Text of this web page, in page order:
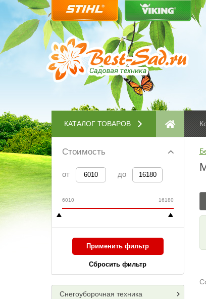
КАТАЛОГ ТОВАРОВ
Стоимость
от до
6010 16180
Применить фильтр
Сбросить фильтр
Снегоуборочная техника